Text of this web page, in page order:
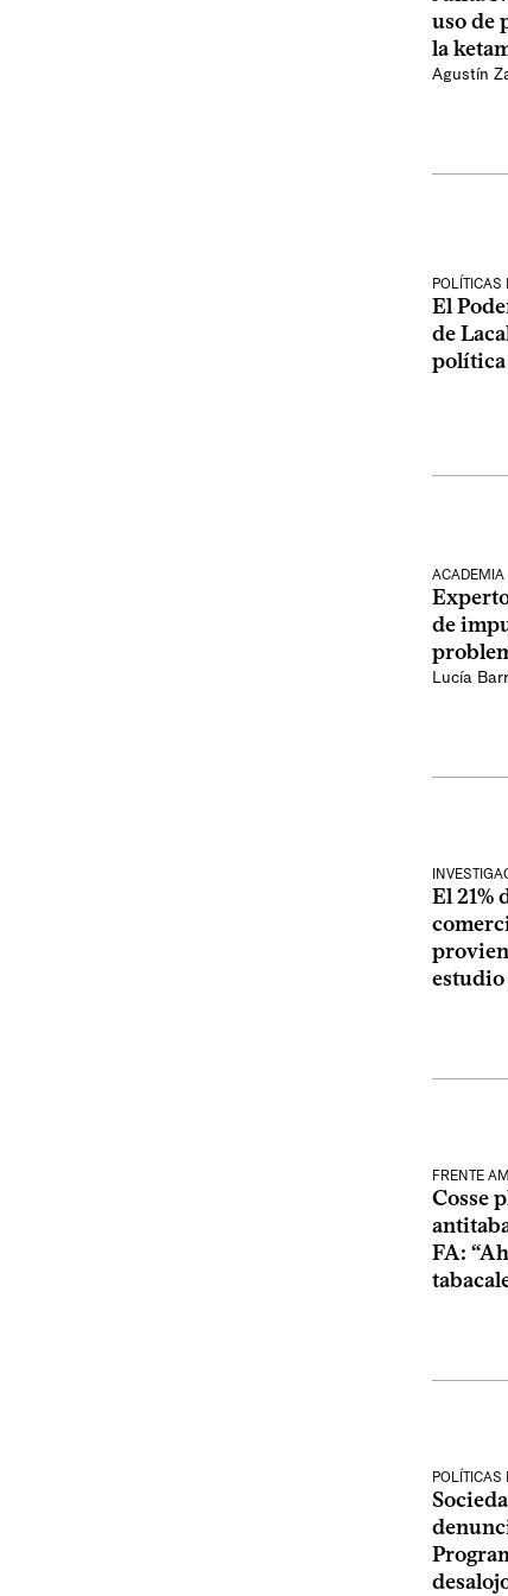
uso de
la
Agustín
POLÍTICAS
El
de
política
ACADEMIA
de
Lucía
El 21%
FRENTE
Cosse
FA:
POLÍTICAS